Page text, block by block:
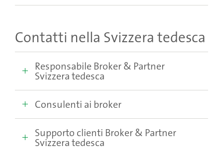
Contatti nella Svizzera tedesca
Responsabile Broker & Partner
Svizzera tedesca
Consulenti ai broker
Supporto clienti Broker & Partner
Svizzera tedesca